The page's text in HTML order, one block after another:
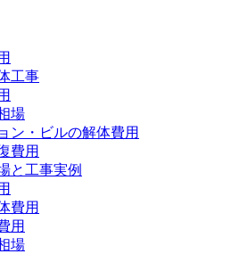
工事
場
ン・ビルの解体費用
費用
と工事実例
費用
用
場